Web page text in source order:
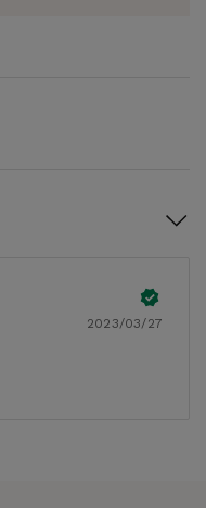
2023/03/27